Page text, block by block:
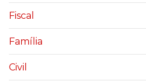
Fiscal
Família
Civil